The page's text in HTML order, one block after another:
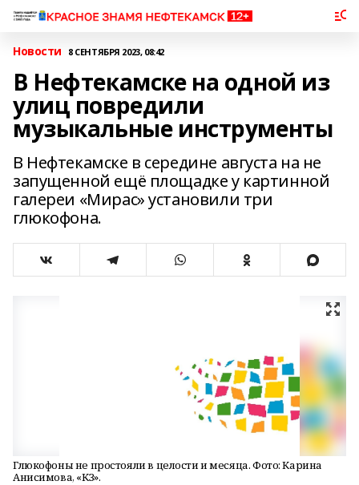
Новости 8 СЕНТЯБРЯ 2023, 08:42
В Нефтекамске на одной из
улиц повредили
музыкальные инструменты
В Нефтекамске в середине августа на не
запущенной ещё площадке у картинной
галереи «Мирас» установили три
глюкофона.
Глюкофоны не простояли в целости и месяца. Фото: Карина
Анисимова, «КЗ».